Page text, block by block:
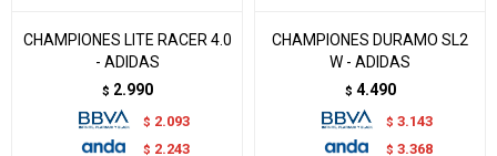
CHAMPIONES LITE RACER 4.0
- ADIDAS
$ 2.990
$ 2.093
$ 2.243
CHAMPIONES DURAMO SL2
W - ADIDAS
$ 4.490
$ 3.143
$ 3.368